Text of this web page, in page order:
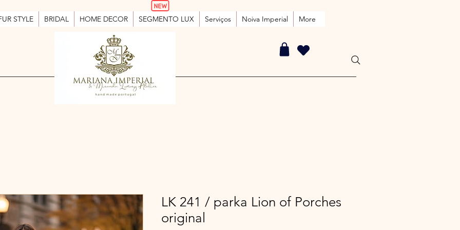
STYLE BRIDAL HOME DECOR SEGMENTO LUX Serviços Noiva Imperial More
LK 241 / parka Lion of Porches
original